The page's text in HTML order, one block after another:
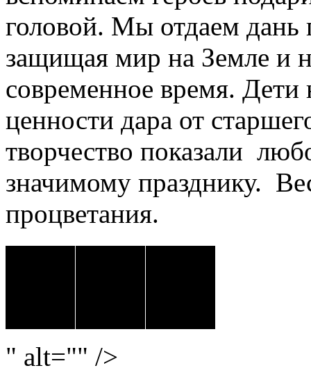
головой. Мы отдаем дань
защищая мир на Земле и
современное время.
ценности дара от
творчество показали
значимому празднику.
процветания.
" alt="" />